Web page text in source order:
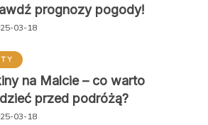
prognozy pogody!
03-18
na Malcie – co warto
przed podróżą?
03-18